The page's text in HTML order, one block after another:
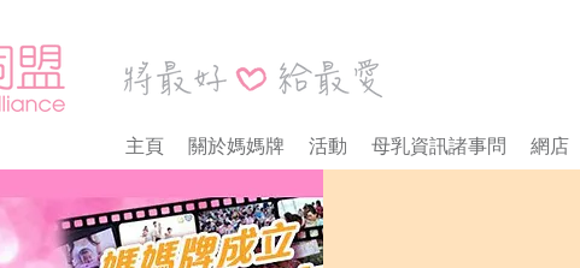
主頁 關於媽媽牌 活動 母乳資訊諸事問 網店